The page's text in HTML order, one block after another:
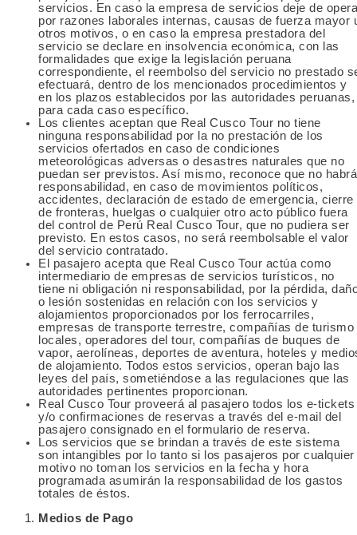
servicios. En caso la empresa de servicios deje de
por razones laborales internas, causas de fuerza mayor
otros motivos, o en caso la empresa prestadora del
servicio se declare en insolvencia económica, con las
formalidades que exige la legislación peruana
correspondiente, el reembolso del servicio no prestado
efectuará, dentro de los mencionados procedimientos y
en los plazos establecidos por las autoridades peruanas,
para cada caso específico.
Los clientes aceptan que Real Cusco Tour no tiene
ninguna responsabilidad por la no prestación de los
servicios ofertados en caso de condiciones
meteorológicas adversas o desastres naturales que no
puedan ser previstos. Así mismo, reconoce que no habrá
responsabilidad, en caso de movimientos políticos,
accidentes, declaración de estado de emergencia, cierre
de fronteras, huelgas o cualquier otro acto público fuera
del control de Perú Real Cusco Tour, que no pudiera ser
previsto. En estos casos, no será reembolsable el valor
del servicio contratado.
El pasajero acepta que Real Cusco Tour actúa como
intermediario de empresas de servicios turísticos, no
tiene ni obligación ni responsabilidad, por la pérdida,
o lesión sostenidas en relación con los servicios y
alojamientos proporcionados por los ferrocarriles,
empresas de transporte terrestre, compañías de turismo
locales, operadores del tour, compañías de buques de
vapor, aerolíneas, deportes de aventura, hoteles y
de alojamiento. Todos estos servicios, operan bajo las
leyes del país, sometiéndose a las regulaciones que las
autoridades pertinentes proporcionan.
Real Cusco Tour proveerá al pasajero todos los e-tickets
y/o confirmaciones de reservas a través del e-mail del
pasajero consignado en el formulario de reserva.
Los servicios que se brindan a través de este sistema
son intangibles por lo tanto si los pasajeros por cualquier
motivo no toman los servicios en la fecha y hora
programada asumirán la responsabilidad de los gastos
totales de éstos.
Medios de Pago